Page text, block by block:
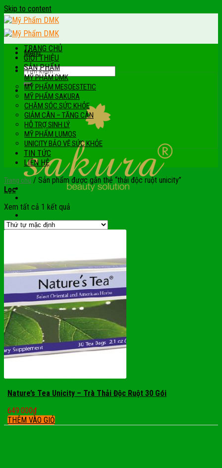
Skip to content
Menu
TRANG CHỦ
GIỚI THIỆU
SẢN PHẨM
MỸ PHẨM DMK
MỸ PHẨM MESOESTETIC
MỸ PHẨM SAKURA
CHĂM SÓC SỨC KHỎE
GIẢM CÂN – TĂNG CÂN
HỖ TRỢ SINH LÝ
MỸ PHẨM LUMOS
UNICITY BẢO VỆ SỨC KHỎE
TIN TỨC
LIÊN HỆ
Trang chủ / Sản phẩm được gắn thẻ “thải độc ruột unicity”
Lọc
Xem tất cả 1 kết quả
Nature’s Tea Unicity – Trà Thải Độc Ruột 30 Gói
649.000₫
THÊM VÀO GIỎ